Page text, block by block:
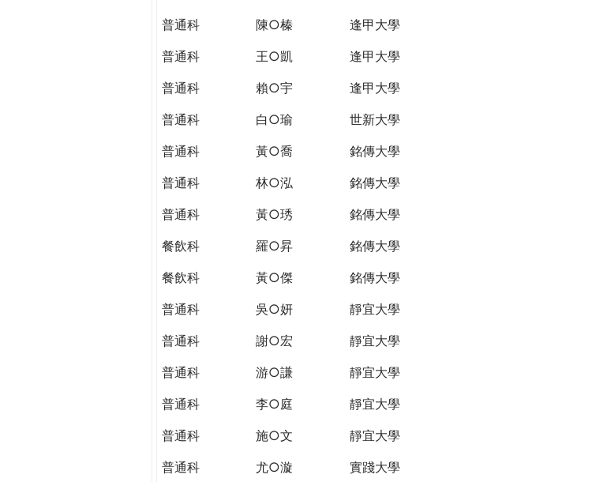
普通科
陳○榛 逢甲大學
普通科
王○凱 逢甲大學
普通科
賴○宇 逢甲大學
普通科
白○瑜 世新大學
普通科
黃○喬 銘傳大學
普通科
林○泓 銘傳大學
普通科
黃○琇 銘傳大學
餐飲科
羅○昇 銘傳大學
餐飲科
黃○傑 銘傳大學
普通科
吳○妍 靜宜大學
普通科
謝○宏 靜宜大學
普通科
游○謙 靜宜大學
普通科
李○庭 靜宜大學
普通科
施○文 靜宜大學
普通科
尤○漩 實踐大學